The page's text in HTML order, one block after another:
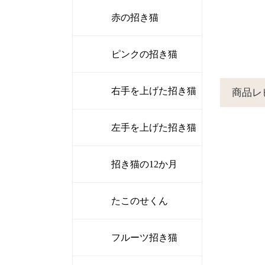
赤の招き猫
ピンクの招き猫
右手を上げた招き猫
左手を上げた招き猫
招き猫の12か月
たこのせくん
フルーツ招き猫
商品レ